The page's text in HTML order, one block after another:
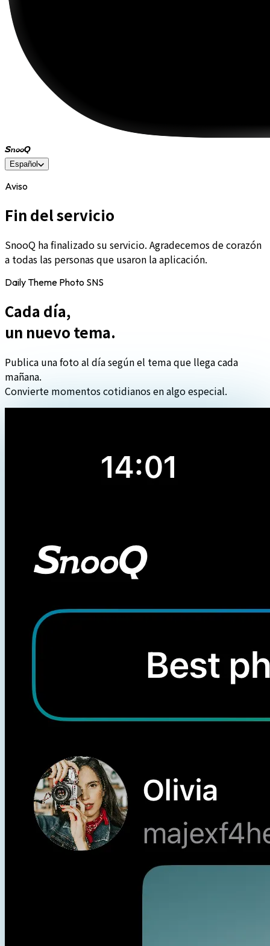
SnooQ
Español
Aviso
Fin del servicio
SnooQ ha finalizado su servicio. Agradecemos de corazón
a todas las personas que usaron la aplicación.
Daily Theme Photo SNS
Cada día,
un nuevo tema.
Publica una foto al día según el tema que llega cada
mañana.
Convierte momentos cotidianos en algo especial.